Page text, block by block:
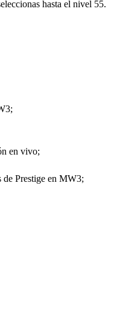
hasta el nivel 55.
en vivo;
de Prestige en MW3;